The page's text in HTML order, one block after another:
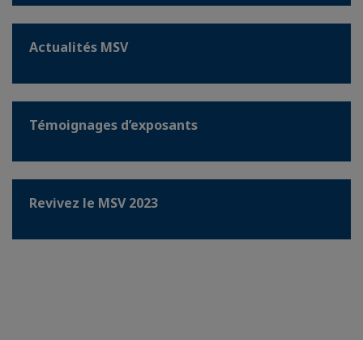
Actualités MSV
Témoignages d’exposants
Revivez le MSV 2023